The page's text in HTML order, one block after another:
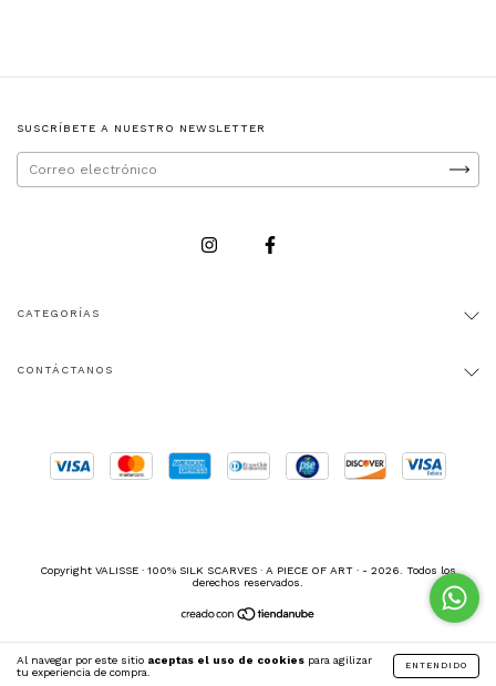
Al navegar por este sitio aceptas el uso de cookies para agilizar
tu experiencia de compra.
ENTENDIDO
SUSCRÍBETE A NUESTRO NEWSLETTER
CATEGORÍAS
CONTÁCTANOS
Copyright VALISSE · 100% SILK SCARVES · A PIECE OF ART · - 2026. Todos los
derechos reservados.